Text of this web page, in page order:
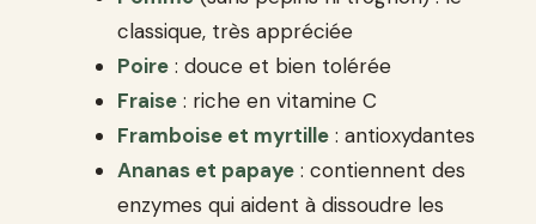
classique, très appréciée
Poire : douce et bien tolérée
Fraise : riche en vitamine C
Framboise et myrtille : antioxydantes
Ananas et papaye : contiennent des
enzymes qui aident à dissoudre les